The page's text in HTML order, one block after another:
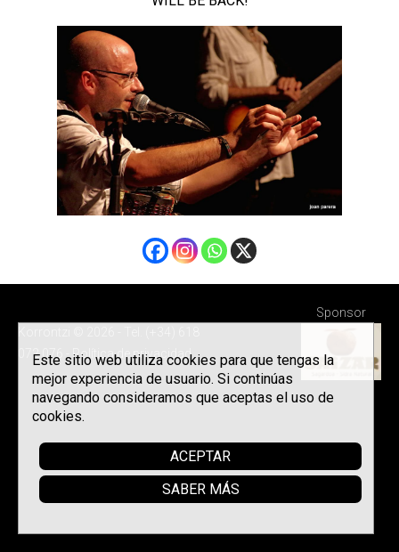
072 076 - Política de privacidad
Sponsor
Este sitio web utiliza cookies para que tengas la
mejor experiencia de usuario. Si continúas
navegando consideramos que aceptas el uso de
cookies.
ACEPTAR
SABER MÁS